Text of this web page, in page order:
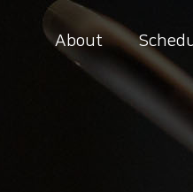
About